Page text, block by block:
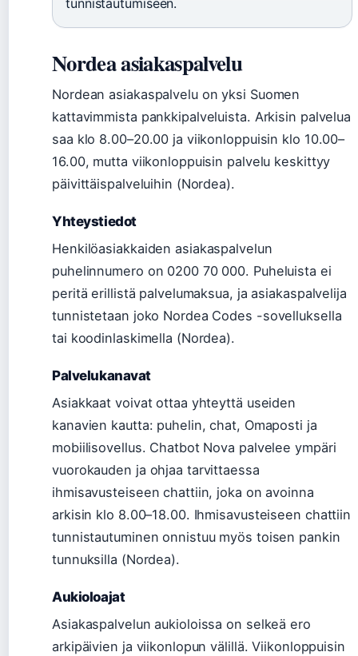
tunnistautumiseen.
Nordea asiakaspalvelu
Nordean asiakaspalvelu on yksi Suomen
kattavimmista pankkipalveluista. Arkisin palvelua
saa klo 8.00–20.00 ja viikonloppuisin klo 10.00–
16.00, mutta viikonloppuisin palvelu keskittyy
päivittäispalveluihin (Nordea).
Yhteystiedot
Henkilöasiakkaiden asiakaspalvelun
puhelinnumero on 0200 70 000. Puheluista ei
peritä erillistä palvelumaksua, ja asiakaspalvelija
tunnistetaan joko Nordea Codes -sovelluksella
tai koodinlaskimella (Nordea).
Palvelukanavat
Asiakkaat voivat ottaa yhteyttä useiden
kanavien kautta: puhelin, chat, Omaposti ja
mobiilisovellus. Chatbot Nova palvelee ympäri
vuorokauden ja ohjaa tarvittaessa
ihmisavusteiseen chattiin, joka on avoinna
arkisin klo 8.00–18.00. Ihmisavusteiseen chattiin
tunnistautuminen onnistuu myös toisen pankin
tunnuksilla (Nordea).
Aukioloajat
Asiakaspalvelun aukioloissa on selkeä ero
arkipäivien ja viikonlopun välillä. Viikonloppuisin